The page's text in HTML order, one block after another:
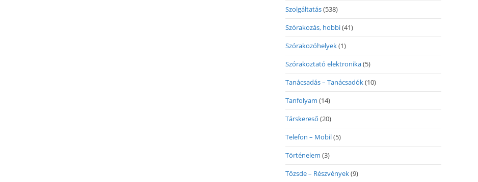
Szolgáltatás(538)
Szórakozás, hobbi(41)
Szórakozóhelyek(1)
Szórakoztató elektronika(5)
Tanácsadás – Tanácsadók(10)
Tanfolyam (14)
Társkereső (20)
Telefon – Mobil(5)
Történelem (3)
Tőzsde – Részvények(9)